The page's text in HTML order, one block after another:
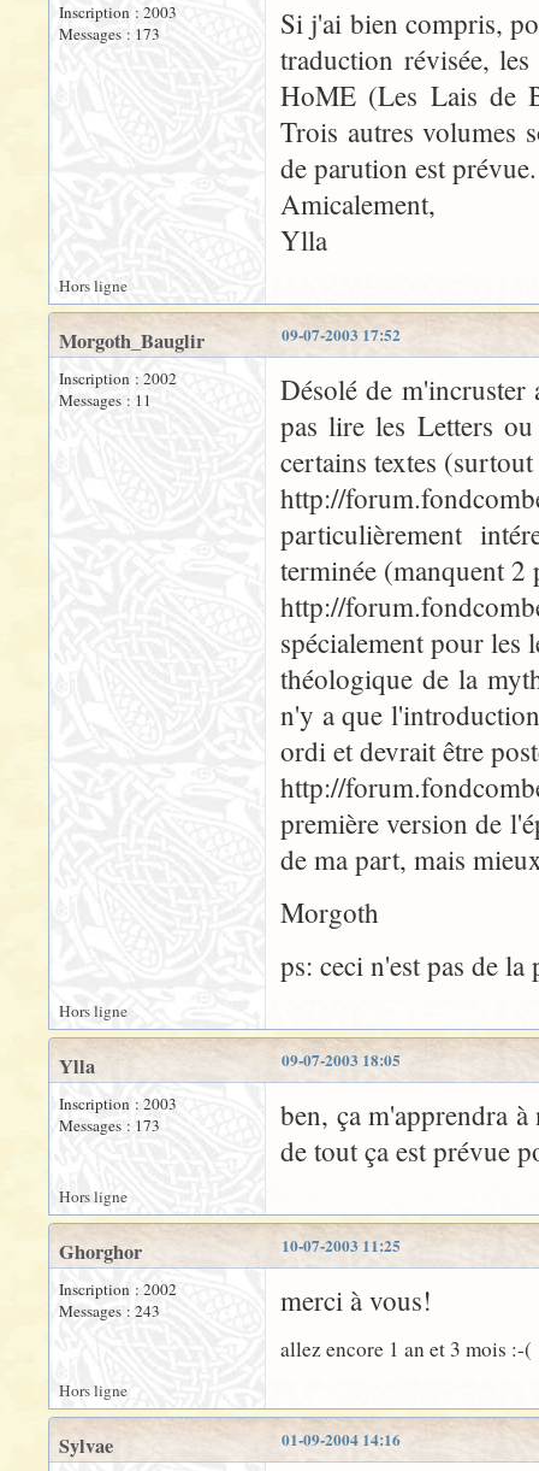
Inscription : 2003
Messages : 173
Si j'ai bien compris,
traduction révisée,
HoME (Les Lais de
Trois autres volumes
de parution est prévue.
Amicalement,
Ylla
Hors ligne
09-07-2003 17:52
Morgoth_Bauglir
Inscription : 2002
Messages : 11
Désolé de
pas lire les Letters
certains textes
http://
particulièrement
terminée (manquent 2
http://
spécialement pour les
théologique de la
n'y a que
ordi et devrait être
http://
première version de
de ma part, mais
Morgoth
ps: ceci n'est pas de
Hors ligne
09-07-2003 18:05
Ylla
Inscription : 2003
Messages : 173
ben, ça m'apprendra
de tout ça est prévue
Hors ligne
10-07-2003 11:25
Ghorghor
Inscription : 2002
Messages : 243
merci à vous!
allez encore 1 an et 3 mois :-(
Hors ligne
01-09-2004 14:16
Sylvae